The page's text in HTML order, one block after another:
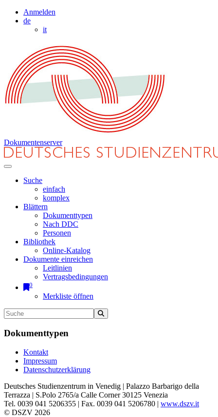
Anmelden
de
it
Dokumentenserver
Suche
einfach
komplex
Blättern
Dokumenttypen
Nach DDC
Personen
Bibliothek
Online-Katalog
Dokumente einreichen
Leitlinien
Vertragsbedingungen
0
Merkliste öffnen
Dokumenttypen
Kontakt
Impressum
Datenschutzerklärung
Deutsches Studienzentrum in Venedig | Palazzo Barbarigo della
Terrazza | S.Polo 2765/a Calle Corner 30125 Venezia
Tel. 0039 041 5206355 | Fax. 0039 041 5206780 | www.dszv.it
© DSZV 2026